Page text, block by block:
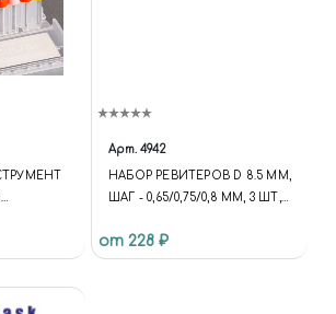
Арт. 4942
НАБОР РЕВИТЕРОВ D 8.5 ММ,
ШАГ - 0,65/0,75/0,8 ММ, 3 ШТ,
от 228 ₽